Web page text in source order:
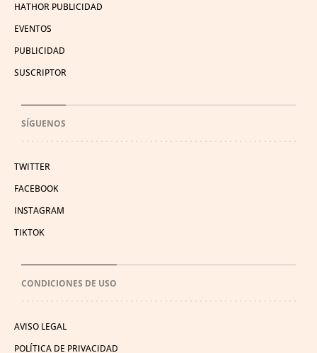
HATHOR PUBLICIDAD
EVENTOS
PUBLICIDAD
SUSCRIPTOR
SÍGUENOS
TWITTER
FACEBOOK
INSTAGRAM
TIKTOK
CONDICIONES DE USO
AVISO LEGAL
POLÍTICA DE PRIVACIDAD